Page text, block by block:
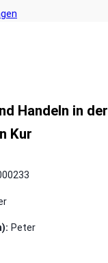
Handeln in der
Kur
Peter